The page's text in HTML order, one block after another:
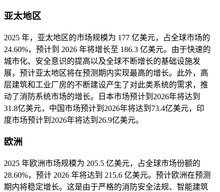
亚太地区
2025 年，亚太地区的市场规模为 177 亿美元，占全球市场的
24.60%，预计到 2026 年将增长至 186.3 亿美元。由于快速的
城市化、安全意识的提高以及全球不断增长的基础设施发
展，预计亚太地区将在预测期内实现最高的增长。此外，高
层建筑和工业厂房的不断建设产生了对此类系统的需求，推
动了消防系统市场的增长。日本市场预计到2026年将达到
31.8亿美元，中国市场预计到2026年将达到73.4亿美元，印
度市场预计到2026年将达到26.9亿美元。
欧洲
2025 年欧洲市场规模为 205.5 亿美元，占全球市场份额的
28.60%，预计 2026 年将达到 215.6 亿美元。预计欧洲在预测
期内将稳定增长。这是由于严格的消防安全法规、智能建筑